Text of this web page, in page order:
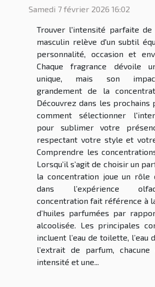
Samedi 7 février 2026 16:02
Trouver l'intensité parfaite
masculin relève d'un subtil
personnalité, occasion et
Chaque fragrance dévoile
unique, mais son
grandement de la
Découvrez dans les prochains
comment sélectionner
pour sublimer votre
respectant votre style et
Comprendre les
Lorsqu’il s’agit de choisir un
la concentration joue un rôle
dans l’expérience
concentration fait référence à
d’huiles parfumées par
alcoolisée. Les principales
incluent l’eau de toilette, l’eau
l’extrait de parfum,
intensité et une...